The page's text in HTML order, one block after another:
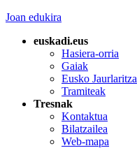
Joan edukira
euskadi.eus
Hasiera-orria
Gaiak
Eusko Jaurlaritza
Tramiteak
Tresnak
Kontaktua
Bilatzailea
Web-mapa